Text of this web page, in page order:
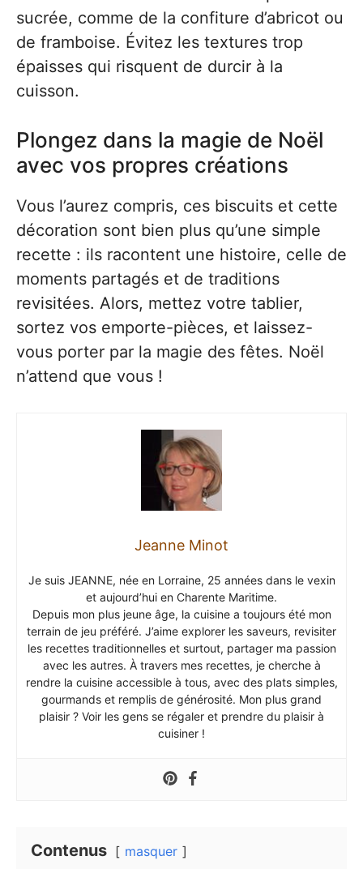
sucrée, comme de la confiture d’abricot ou
de framboise. Évitez les textures trop
épaisses qui risquent de durcir à la
cuisson.
Plongez dans la magie de Noël
avec vos propres créations
Vous l’aurez compris, ces biscuits et cette
décoration sont bien plus qu’une simple
recette : ils racontent une histoire, celle de
moments partagés et de traditions
revisitées. Alors, mettez votre tablier,
sortez vos emporte-pièces, et laissez-
vous porter par la magie des fêtes. Noël
n’attend que vous !
Jeanne Minot
Je suis JEANNE, née en Lorraine, 25 années dans le vexin
et aujourd’hui en Charente Maritime.
Depuis mon plus jeune âge, la cuisine a toujours été mon
terrain de jeu préféré. J’aime explorer les saveurs, revisiter
les recettes traditionnelles et surtout, partager ma passion
avec les autres. À travers mes recettes, je cherche à
rendre la cuisine accessible à tous, avec des plats simples,
gourmands et remplis de générosité. Mon plus grand
plaisir ? Voir les gens se régaler et prendre du plaisir à
cuisiner !
Contenus masquer